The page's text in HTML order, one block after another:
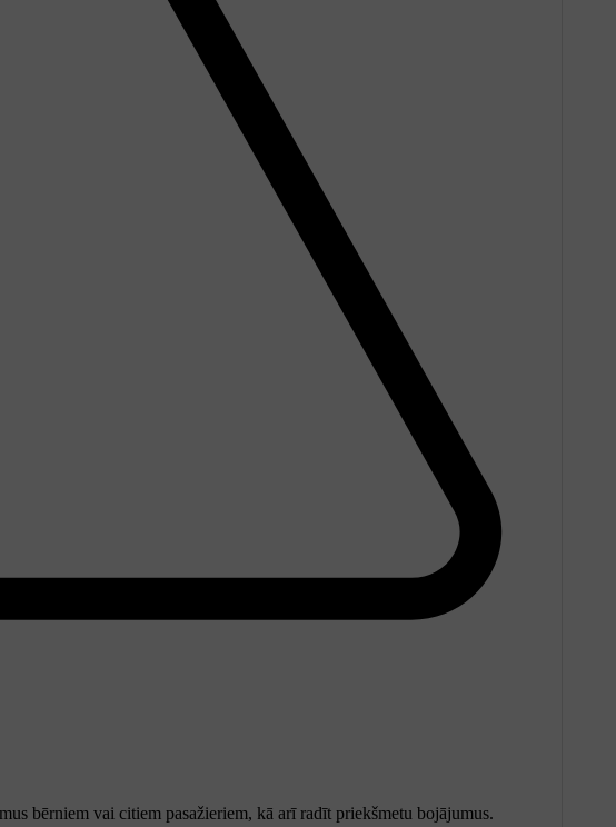
bērniem vai citiem pasažieriem, kā arī radīt priekšmetu bojājumus.